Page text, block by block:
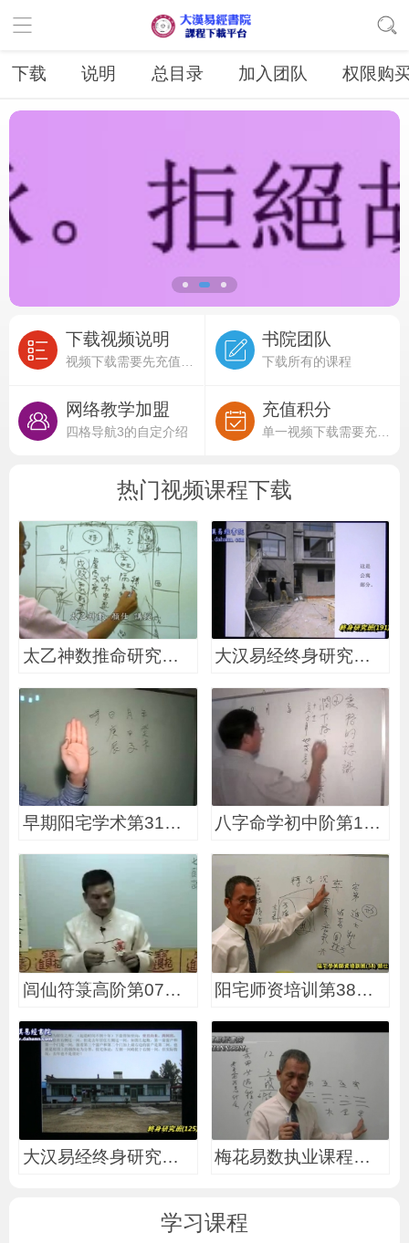
下载 说明 总目录 加入团队 权限购
下载视频说明 书院团队
下载所有的课程
网络教学加盟
四格导航3的自定介绍
充值积分
单一视频下载需要充值积分
热门视频课程下载
太乙神数推命研究第19 大汉易经终身研究班第
早期阳宅学术第31堂课 八字命学初中阶第13堂
闾仙符箓高阶第07堂课 阳宅师资培训第38堂课
大汉易经终身研究班第 梅花易数执业课程第18
学习课程